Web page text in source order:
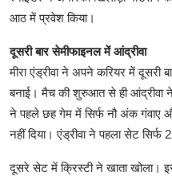
आठ में प्रवेश किया।
दूसरी बार सेमीफाइनल में आंद्रीवा
मीरा एंड्रीवा ने अपने करियर में
बनाई। मैच की शुरुआत से ही आंद्रीवा
ने पहले छह गेम में सिर्फ नौ अंक गंवाए
नहीं दिया। एंड्रीवा ने पहला सेट
दूसरे सेट में क्रिस्टी ने खाता खोला।